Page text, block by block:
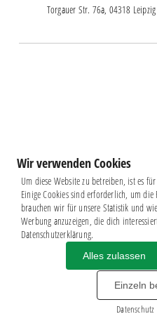
Torgauer Str. 76a, 04318 Leipzig
Impressum
BSG CHEMIE
Wir verwenden Cookies
Um diese Website zu betreiben, ist es
Einige Cookies sind erforderlich, um
brauchen wir für unsere Statistik und
Werbung anzuzeigen, die dich
Datenschutzerklärung.
Alles zulassen
Einzeln
Datenschutz